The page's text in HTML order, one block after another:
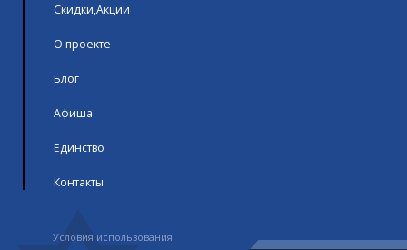
Скидки,Акции
О проекте
Блог
Афиша
Единство
Контакты
Условия использования